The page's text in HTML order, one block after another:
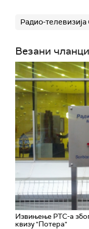
Радио-телевизија
Везани чланци
Извињење РТС-а
квизу "Потера"